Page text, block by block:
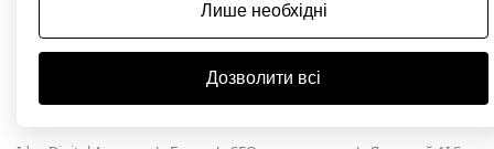
Лише необхідні
Дозволити всі